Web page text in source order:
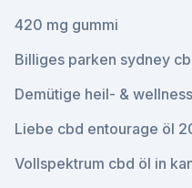
420 mg gummi
Billiges parken sydney
Demütige heil- &
Liebe cbd entourage öl
Vollspektrum cbd öl in